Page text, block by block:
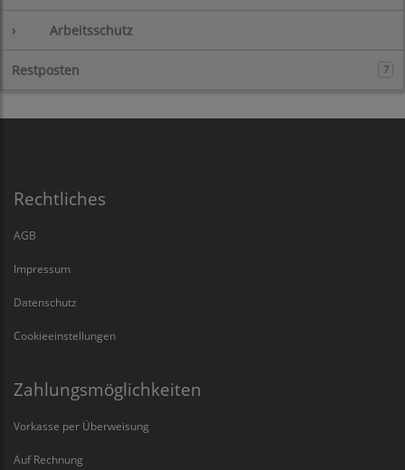
› Arbeitsschutz
Restposten 7
Rechtliches
AGB
Impressum
Datenschutz
Cookieeinstellungen
Zahlungsmöglichkeiten
Vorkasse per Überweisung
Auf Rechnung